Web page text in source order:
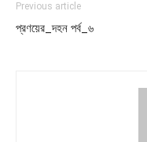
Previous article
প্রণয়ের_দহন পর্ব_৬